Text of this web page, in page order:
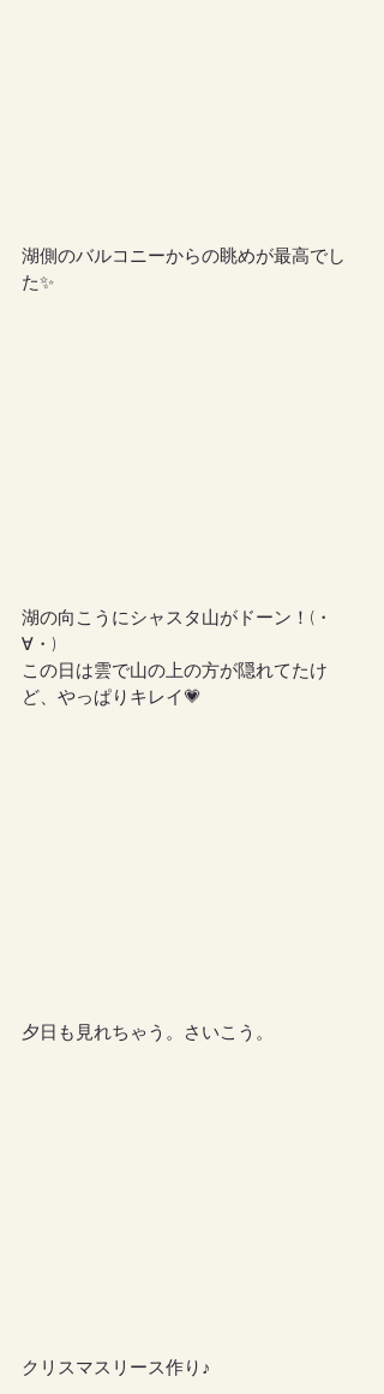
湖側のバルコニーからの眺めが最高でし
た✨
湖の向こうにシャスタ山がドーン！(・
∀・)
この日は雲で山の上の方が隠れてたけ
ど、やっぱりキレイ💗
夕日も見れちゃう。さいこう。
クリスマスリース作り♪